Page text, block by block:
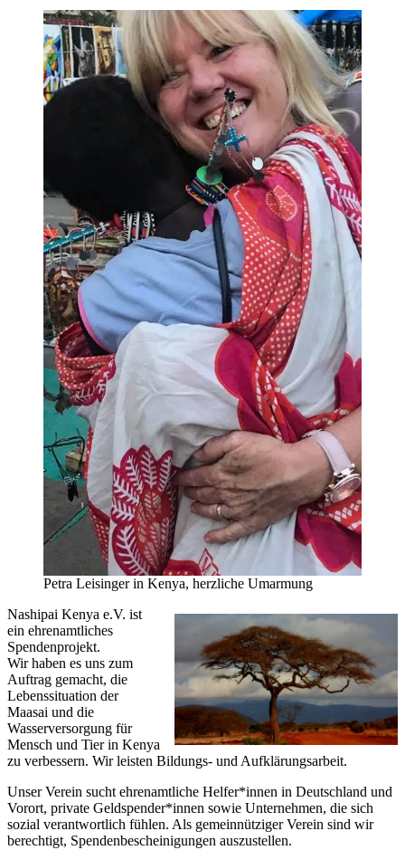
Petra Leisinger in Kenya, herzliche Umarmung
Nashipai Kenya e.V. ist
ein ehrenamtliches
Spendenprojekt.
Wir haben es uns zum
Auftrag gemacht, die
Lebenssituation der
Maasai und die
Wasserversorgung für
Mensch und Tier in Kenya
zu verbessern. Wir leisten Bildungs- und Aufklärungsarbeit.
Unser Verein sucht ehrenamtliche Helfer*innen in Deutschland und
Vorort, private Geldspender*innen sowie Unternehmen, die sich
sozial verantwortlich fühlen. Als gemeinnütziger Verein sind wir
berechtigt, Spendenbescheinigungen auszustellen.